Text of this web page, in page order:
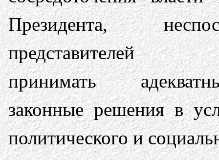
Президента,
представителей
принимать
законные решения в
политического и